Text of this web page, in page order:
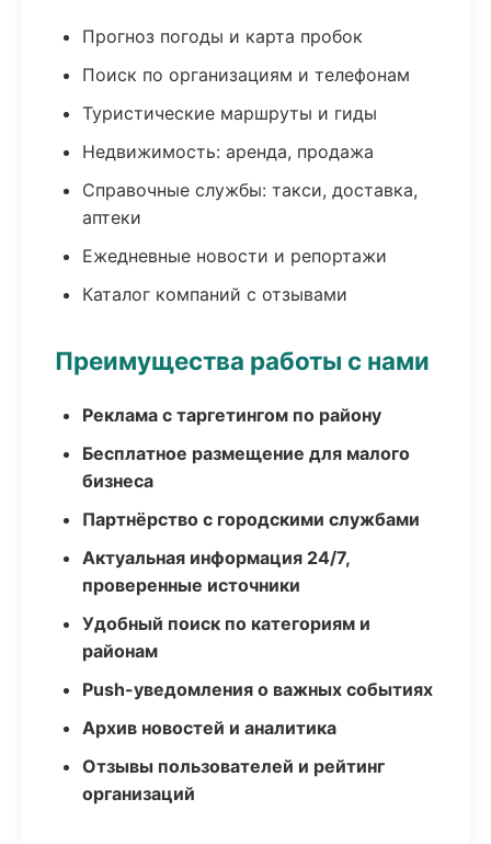
Прогноз погоды и карта пробок
Поиск по организациям и телефонам
Туристические маршруты и гиды
Недвижимость: аренда, продажа
Справочные службы: такси, доставка,
аптеки
Ежедневные новости и репортажи
Каталог компаний с отзывами
Преимущества работы с нами
Реклама с таргетингом по району
Бесплатное размещение для малого
бизнеса
Партнёрство с городскими службами
Актуальная информация 24/7,
проверенные источники
Удобный поиск по категориям и
районам
Push-уведомления о важных событиях
Архив новостей и аналитика
Отзывы пользователей и рейтинг
организаций